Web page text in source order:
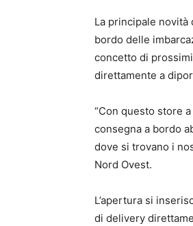
La principale novità
bordo delle
concetto di
direttamente a
“Con questo store
consegna a bordo
dove si trovano i
Nord Ovest.
L’apertura si
di delivery